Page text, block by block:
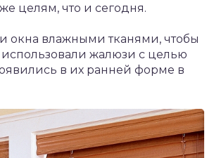
целям, что и сегодня.
окна влажными тканями, чтобы
использовали жалюзи с целью
в их ранней форме в